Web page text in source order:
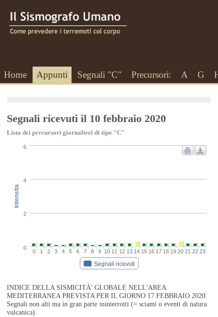
Home Appunti Segnali "C" Precursori: A G
Segnali ricevuti il 10 febbraio 2020
Lista dei precursori giornalieri di tipo "C"
Intensita
Segnali ricevuti
0 1 2 3 4 5 6 7 8 9 10 11 12 13 14 15 16 17 18 19 20 21 22 23
0
2
4
6
INDICE DELLA SISMICITÀ' GLOBALE NELL'AREA
MEDITERRANEA PREVISTA PER IL GIORNO 17 FEBBRAIO 2020.
Segnali non alti ma in gran parte ininterrotti (= sciami o eventi di natura
vulcanica).